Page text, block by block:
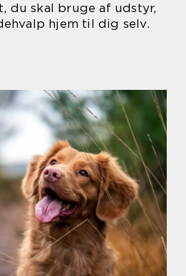
du skal bruge af udstyr,
hjem til dig selv.